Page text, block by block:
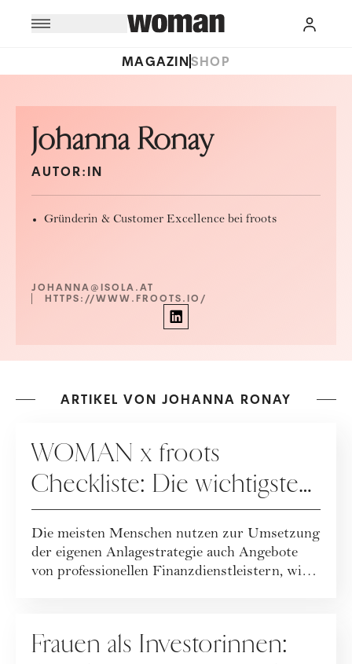
MAGAZINSHOP
Johanna Ronay
AUTOR:IN
Gründerin & Customer Excellence bei froots
JOHANNA@ISOLA.AT
HTTPS://WWW.FROOTS.IO/
ARTIKEL VON JOHANNA RONAY
WOMAN x froots
Checkliste: Die wichtigsten
Fragen an Ihren
Finanzpartner
Die meisten Menschen nutzen zur Umsetzung
der eigenen Anlagestrategie auch Angebote
von professionellen Finanzdienstleistern, wie
Frauen als Investorinnen: